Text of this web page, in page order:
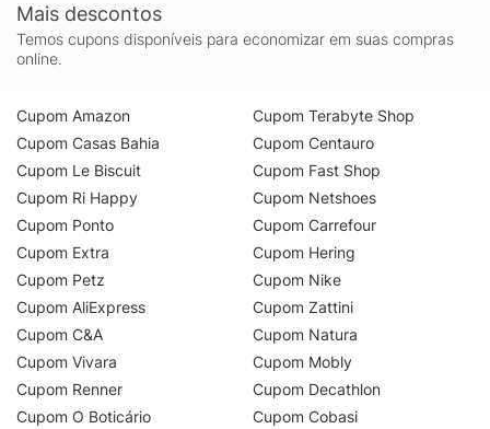
Mais descontos
Temos cupons disponíveis para economizar em suas compras
online.
Cupom Amazon
Cupom Casas Bahia
Cupom Le Biscuit
Cupom Ri Happy
Cupom Ponto
Cupom Extra
Cupom Petz
Cupom AliExpress
Cupom C&A
Cupom Vivara
Cupom Renner
Cupom O Boticário
Cupom Terabyte Shop
Cupom Centauro
Cupom Fast Shop
Cupom Netshoes
Cupom Carrefour
Cupom Hering
Cupom Nike
Cupom Zattini
Cupom Natura
Cupom Mobly
Cupom Decathlon
Cupom Cobasi